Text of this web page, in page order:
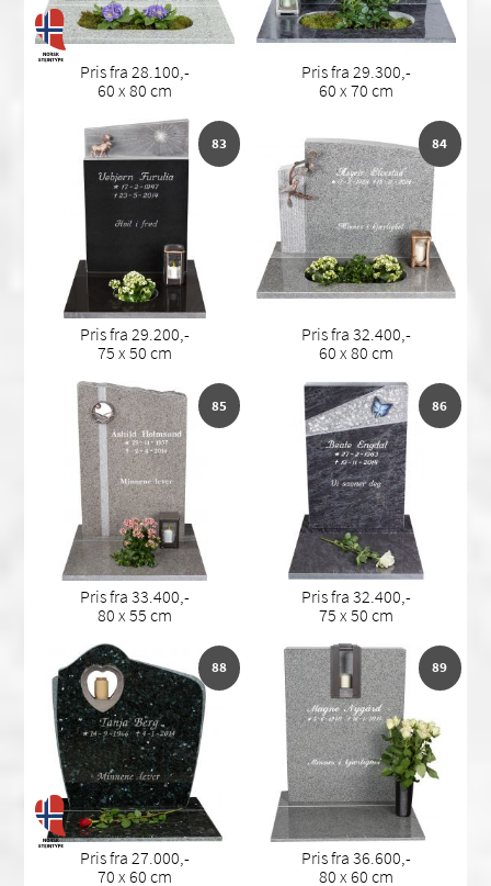
Pris fra 28.100,-
60 x 80 cm
Pris fra 29.300,-
60 x 70 cm
83
Pris fra 29.200,-
75 x 50 cm
84
Pris fra 32.400,-
60 x 80 cm
85
Pris fra 33.400,-
80 x 55 cm
86
Pris fra 32.400,-
75 x 50 cm
88
Pris fra 27.000,-
70 x 60 cm
89
Pris fra 36.600,-
80 x 60 cm